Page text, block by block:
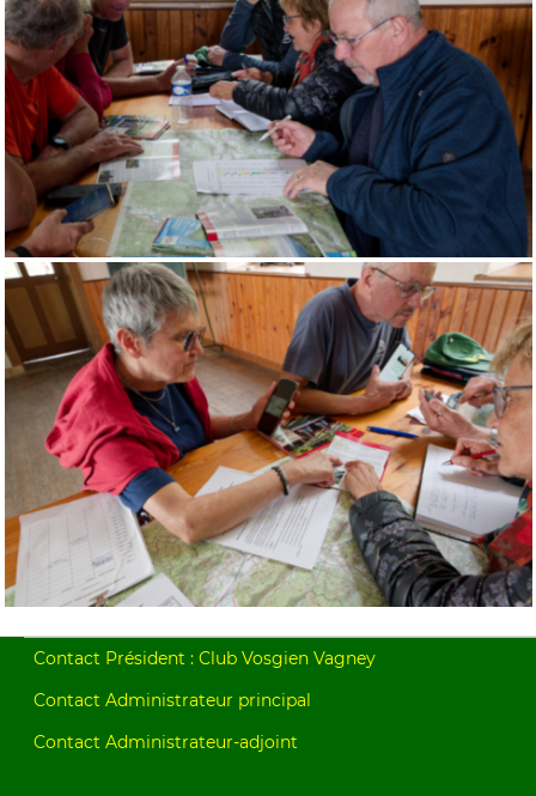
Contact Président : Club Vosgien Vagney
Contact Administrateur principal
Contact Administrateur-adjoint